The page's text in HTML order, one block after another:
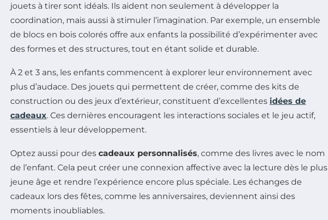
jouets à tirer sont idéals. Ils aident non seulement à développer la
coordination, mais aussi à stimuler l’imagination. Par exemple, un ensemble
de blocs en bois colorés offre aux enfants la possibilité d’expérimenter avec
des formes et des structures, tout en étant solide et durable.
À 2 et 3 ans, les enfants commencent à explorer leur environnement avec
plus d’audace. Des jouets qui permettent de créer, comme des kits de
construction ou des jeux d’extérieur, constituent d’excellentes idées de
cadeaux. Ces dernières encouragent les interactions sociales et le jeu actif,
essentiels à leur développement.
Optez aussi pour des cadeaux personnalisés, comme des livres avec le nom
de l’enfant. Cela peut créer une connexion affective avec la lecture dès le plus
jeune âge et rendre l’expérience encore plus spéciale. Les échanges de
cadeaux lors des fêtes, comme les anniversaires, deviennent ainsi des
moments inoubliables.